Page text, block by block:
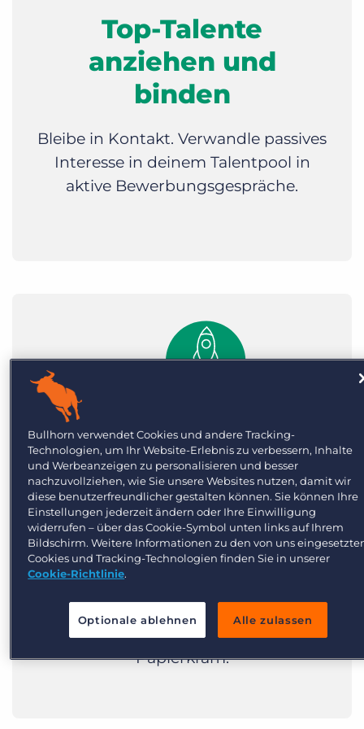
Top-Talente
anziehen und
binden
Bleibe in Kontakt. Verwandle passives
Interesse in deinem Talentpool in
aktive Bewerbungsgespräche.
Produktivität
steigern
Weniger Klicks, mehr echte
dich auf Menschen anstatt auf
Papierkram.
Bullhorn verwendet Cookies und andere Tracking-
Technologien, um Ihr Website-Erlebnis zu verbessern, Inhalte
und Werbeanzeigen zu personalisieren und besser
nachzuvollziehen, wie Sie unsere Websites nutzen, damit wir
diese benutzerfreundlicher gestalten können. Sie können Ihre
Einstellungen jederzeit ändern oder Ihre Einwilligung
widerrufen – über das Cookie-Symbol unten links auf Ihrem
Bildschirm. Weitere Informationen zu den von uns
Cookies und Tracking-Technologien finden Sie in unserer
Cookie-Richtlinie.
Optionale ablehnen Alle zulassen